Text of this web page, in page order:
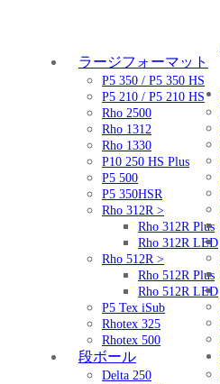
ラージフォーマット
P5 350 / P5 350 HS
P5 210 / P5 210 HS
Rho 2500
Rho 1312
Rho 1330
P10 250 HS Plus
P5 500
P5 350HSR
Rho 312R >
Rho 312R Plus
Rho 312R LED
Rho 512R >
Rho 512R Plus
Rho 512R LED
P5 Tex iSub
Rhotex 325
Rhotex 500
段ボール
Delta 250